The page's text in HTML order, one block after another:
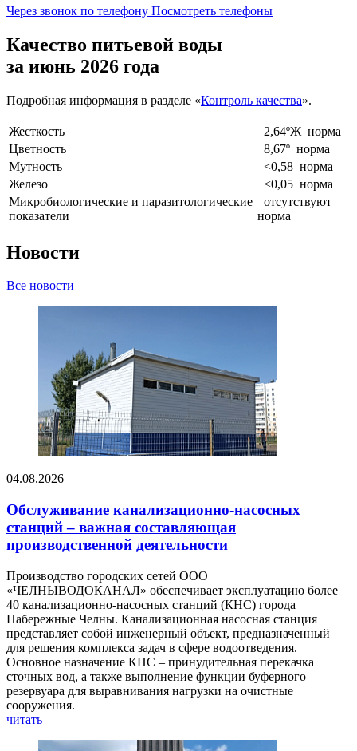
Через звонок по телефону Посмотреть телефоны
Качество питьевой воды
за июнь 2026 года
Подробная информация в разделе «Контроль качества».
Жесткость 2,64ºЖ норма
Цветность
8,67º норма
Мутность
<0,58 норма
Железо
<0,05 норма
Микробиологические и паразитологические
показатели
отсутствуют
норма
Новости
Все новости
04.08.2026
Обслуживание канализационно-насосных
станций – важная составляющая
производственной деятельности
Производство городских сетей ООО
«ЧЕЛНЫВОДОКАНАЛ» обеспечивает эксплуатацию более
40 канализационно-насосных станций (КНС) города
Набережные Челны. Канализационная насосная станция
представляет собой инженерный объект, предназначенный
для решения комплекса задач в сфере водоотведения.
Основное назначение КНС – принудительная перекачка
сточных вод, а также выполнение функции буферного
резервуара для выравнивания нагрузки на очистные
сооружения.
читать